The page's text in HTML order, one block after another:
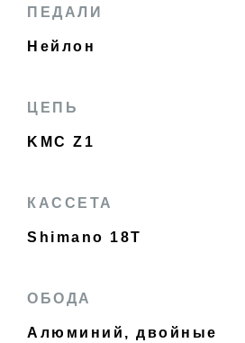
ПЕДАЛИ
Нейлон
ЦЕПЬ
KMC Z1
КАССЕТА
Shimano 18T
ОБОДА
Алюминий, двойные